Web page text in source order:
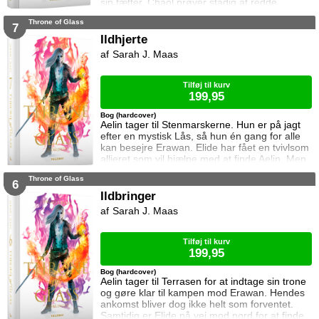
Dorian, men det bliver fortsat sværere som
og orker ikke længere at kæmpe imod.
Samtidig står Manon i en svær situation.
Hertug Perrington har givet hende klare
7 Throne of Glass
Ildhjerte
Aelin tager til Stenmarskerne. Hun er på jagt
efter en mystisk Lås, så hun én gang for alle
kan besejre Erawan. Elide har fået en tvivlsom
allieret som vil hjælpe med at finde Aelin. Men
for hvilken pris? Manon vågner i lænker og
Dorian ikke glemme heksen der hjalp ham i
Bog (hardcover)
Sarah J. Maas
Tilføj til kurv
199,95
6 Throne of Glass
Ildbringer
Aelin tager til Terrasen for at indtage sin trone
og gøre klar til kampen mod Erawan. Hendes
ankomst bliver dog ikke helt som forventet.
Samtidig er Elide på vej mod nord for at finde
Bog (hardcover)
Sarah J. Maas
Tilføj til kurv
199,95